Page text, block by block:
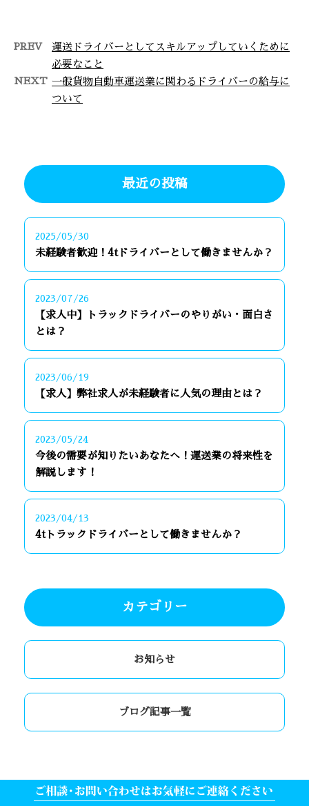
PREV
運送ドライバーとしてスキルアップしていくために
必要なこと
NEXT 一般貨物自動車運送業に関わるドライバーの給与に
ついて
最近の投稿
2025/05/30
未経験者歓迎！4tドライバーとして働きませんか？
2023/07/26
【求人中】トラックドライバーのやりがい・面白さ
とは？
2023/06/19
【求人】弊社求人が未経験者に人気の理由とは？
2023/05/24
今後の需要が知りたいあなたへ！運送業の将来性を
解説します！
2023/04/13
4tトラックドライバーとして働きませんか？
カテゴリー
お知らせ
ブログ記事一覧